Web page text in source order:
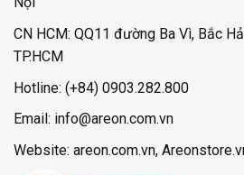
CN HCM: QQ11 đường Ba Vì, Bắc
TP.HCM
Hotline: (+84) 0903.282.800
Email: info@areon.com.vn
Website: areon.com.vn,